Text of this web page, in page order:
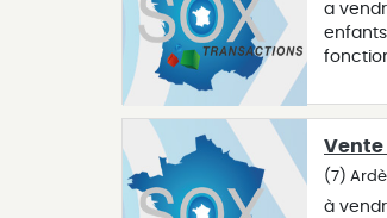
a
Vente
(7)
à